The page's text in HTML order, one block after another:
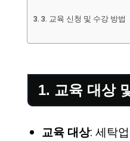
3. 교육 신청 및 수강 방법
1. 교육 대상
교육 대상: 세탁